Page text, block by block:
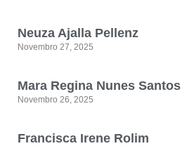
Neuza Ajalla Pellenz
Novembro 27, 2025
Mara Regina Nunes Santos
Novembro 26, 2025
Francisca Irene Rolim